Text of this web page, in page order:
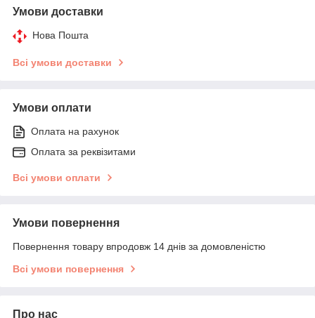
Умови доставки
Нова Пошта
Всі умови доставки
Умови оплати
Оплата на рахунок
Оплата за реквізитами
Всі умови оплати
Умови повернення
Повернення товару впродовж 14 днів за домовленістю
Всі умови повернення
Про нас